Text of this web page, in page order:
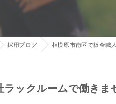
採用ブログ 相模原市南区で板金職
ラックルームで働きま